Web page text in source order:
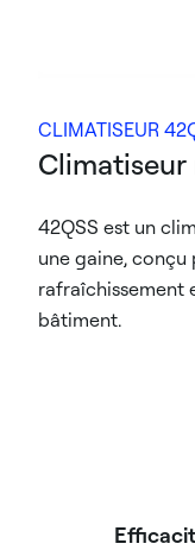
CLIMATISEUR
42QSS est un
une gaine,
rafraîchissement
bâtiment.